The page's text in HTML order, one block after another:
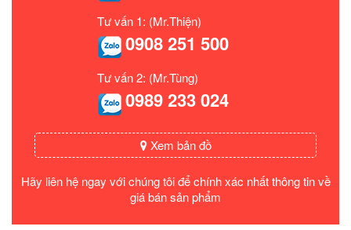
Tư vấn 1: (Mr.Thiện)
0908 251 500
Tư vấn 2: (Mr.Tùng)
0989 233 024
Xem bản đồ
Hãy liên hệ ngay với chúng tôi để chính xác nhất thông tin về
giá bán sản phẩm